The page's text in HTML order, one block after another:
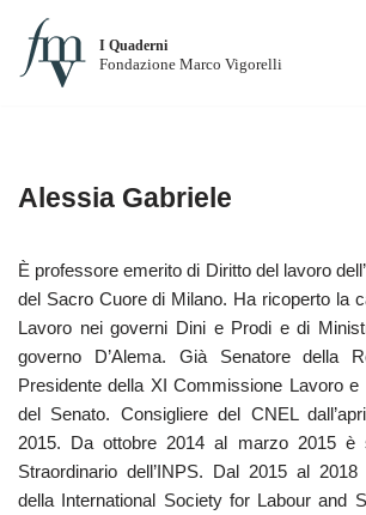
Vai
I Quaderni
Fondazione Marco Vigorelli
Alessia Gabriele
È professore emerito di Diritto del lavoro
del Sacro Cuore di Milano. Ha ricoperto la
Lavoro nei governi Dini e Prodi e di
governo D’Alema. Già Senatore della
Presidente della XI Commissione Lavoro e
del Senato. Consigliere del CNEL
2015. Da ottobre 2014 al marzo 2015 è
Straordinario dell’INPS. Dal 2015 al
della International Society for Labour and